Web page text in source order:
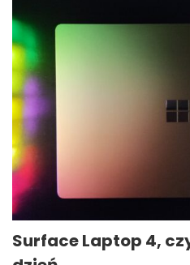
Surface Laptop 4,